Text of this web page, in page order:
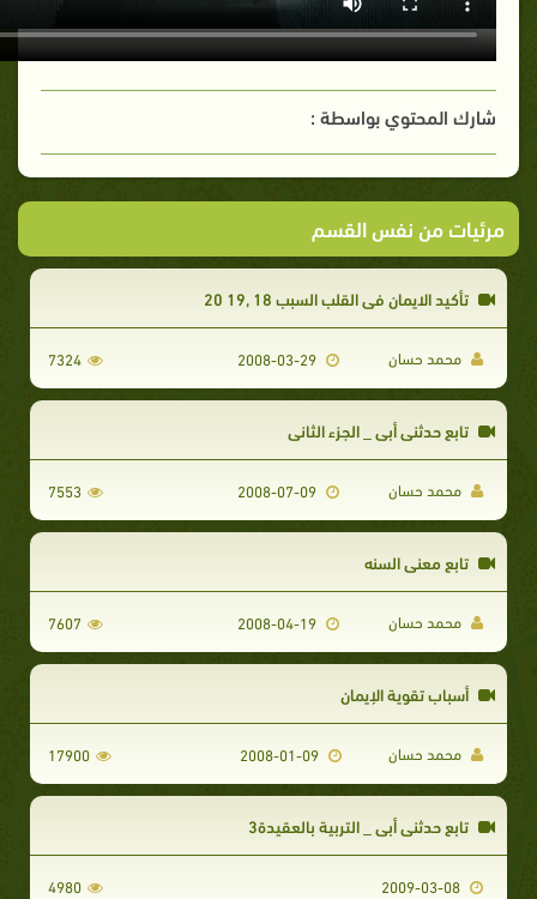
شارك المحتوي بواسطة :
مرئيات من نفس القسم
تأكيد الايمان فى القلب السبب 18 ,19 20
محمد حسان 7324
تابع حدثنى أبى _ الجزء الثاني
محمد حسان 7553
تابع معني السنه
محمد حسان 7607
أسباب تقوية الإيمان
محمد حسان 17900
تابع حدثني أبي _ التربية بالعقيدة3
4980